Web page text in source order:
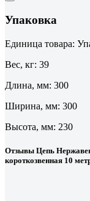
Упаковка
Единица товара:
Вес, кг: 39
Длина, мм: 300
Ширина, мм: 300
Высота, мм: 230
Отзывы Цепь
короткозвенная 10